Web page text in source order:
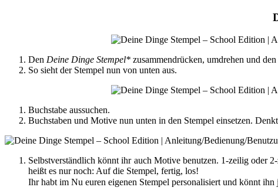
Den Deine Dinge Stempel* zusammendrücken, umdrehen und
So sieht der Stempel nun von unten aus.
Buchstabe aussuchen.
Buchstaben und Motive nun unten in den Stempel einsetzen.
Selbstverständlich könnt ihr auch Motive benutzen. 1-zeilig oder
heißt es nur noch: Auf die Stempel, fertig, los!
Ihr habt im Nu euren eigenen Stempel personalisiert und könnt